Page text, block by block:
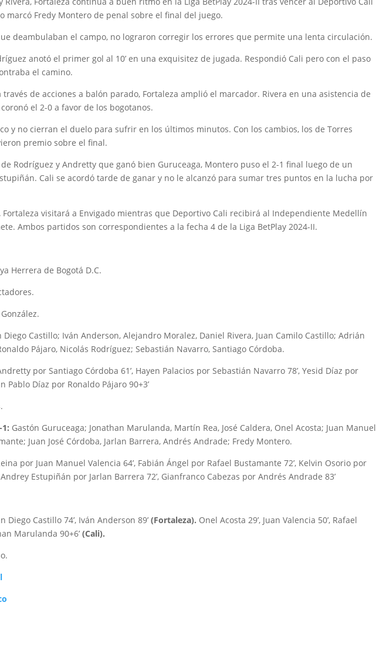
marcó Fredy Montero de penal sobre el final del juego.
deambulaban el campo, no lograron corregir los errores que permite una lenta circulación.
anotó el primer gol al 10’ en una exquisitez de jugada. Respondió Cali pero con el paso
el camino.
través de acciones a balón parado, Fortaleza amplió el marcador. Rivera en una asistencia de
el 2-0 a favor de los bogotanos.
y no cierran el duelo para sufrir en los últimos minutos. Con los cambios, los de Torres
premio sobre el final.
Rodríguez y Andretty que ganó bien Guruceaga, Montero puso el 2-1 final luego de un
Cali se acordó tarde de ganar y no le alcanzó para sumar tres puntos en la lucha por
Fortaleza visitará a Envigado mientras que Deportivo Cali recibirá al Independiente Medellín
Ambos partidos son correspondientes a la fecha 4 de la Liga BetPlay 2024-II.
Herrera de Bogotá D.C.
Diego Castillo; Iván Anderson, Alejandro Moralez, Daniel Rivera, Juan Camilo Castillo; Adrián
Pájaro, Nicolás Rodríguez; Sebastián Navarro, Santiago Córdoba.
por Santiago Córdoba 61’, Hayen Palacios por Sebastián Navarro 78’, Yesid Díaz por
Pablo Díaz por Ronaldo Pájaro 90+3’
Gastón Guruceaga; Jonathan Marulanda, Martín Rea, José Caldera, Onel Acosta; Juan Manuel
Juan José Córdoba, Jarlan Barrera, Andrés Andrade; Fredy Montero.
por Juan Manuel Valencia 64’, Fabián Ángel por Rafael Bustamante 72’, Kelvin Osorio por
Andrey Estupiñán por Jarlan Barrera 72’, Gianfranco Cabezas por Andrés Andrade 83’
Diego Castillo 74’, Iván Anderson 89’(Fortaleza). Onel Acosta 29’, Juan Valencia 50’, Rafael
Marulanda 90+6’(Cali).